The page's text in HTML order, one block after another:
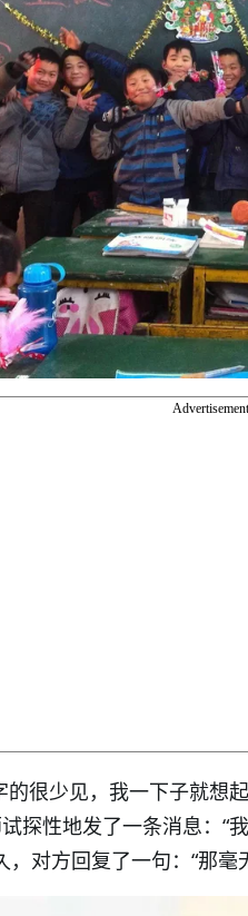
的很少见，我一下子就想
探性地发了一条消息：“
，对方回复了一句：“那